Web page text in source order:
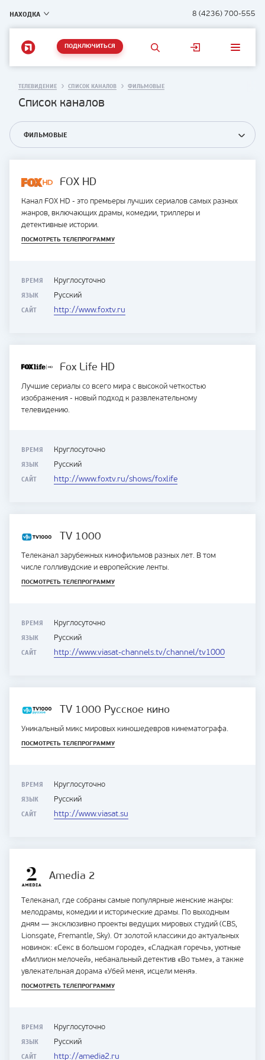
НАХОДКА 8 (4236) 700-555
ПОДКЛЮЧИТЬСЯ
ТЕЛЕВИДЕНИЕ СПИСОК КАНАЛОВ ФИЛЬМОВЫЕ
Список каналов
ФИЛЬМОВЫЕ
FOX HD
Канал FOX HD - это премьеры лучших сериалов самых разных
жанров, включающих драмы, комедии, триллеры и
детективные истории.
ПОСМОТРЕТЬ ТЕЛЕПРОГРАММУ
ВРЕМЯ Круглосуточно
ЯЗЫК Русский
САЙТ http://www.foxtv.ru
Fox Life HD
Лучшие сериалы со всего мира с высокой четкостью
изображения - новый подход к развлекательному
телевидению.
ВРЕМЯ Круглосуточно
ЯЗЫК Русский
САЙТ http://www.foxtv.ru/shows/foxlife
TV 1000
Телеканал зарубежных кинофильмов разных лет. В том
числе голливудские и европейские ленты.
ПОСМОТРЕТЬ ТЕЛЕПРОГРАММУ
ВРЕМЯ Круглосуточно
ЯЗЫК Русский
САЙТ http://www.viasat-channels.tv/channel/tv1000
TV 1000 Русское кино
Уникальный микс мировых киношедевров кинематографа.
ПОСМОТРЕТЬ ТЕЛЕПРОГРАММУ
ВРЕМЯ Круглосуточно
ЯЗЫК Русский
САЙТ http://www.viasat.su
Amedia 2
Телеканал, где собраны самые популярные женские жанры:
мелодрамы, комедии и исторические драмы. По выходным
дням — эксклюзивно проекты ведущих мировых студий (CBS,
Lionsgate, Fremantle, Sky). От золотой классики до актуальных
новинок: «Секс в большом городе», «Сладкая горечь», уютные
«Миллион мелочей», небанальный детектив «Во тьме», а также
увлекательная дорама «Убей меня, исцели меня».
ПОСМОТРЕТЬ ТЕЛЕПРОГРАММУ
ВРЕМЯ Круглосуточно
ЯЗЫК Русский
САЙТ http://amedia2.ru